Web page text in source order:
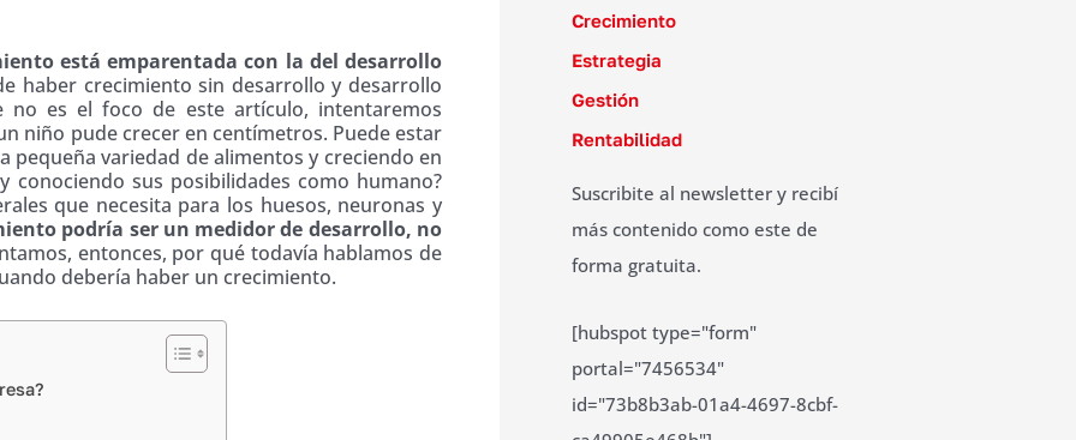
está emparentada con la del desarrollo
haber crecimiento sin desarrollo y desarrollo
no es el foco de este artículo, intentaremos
niño pude crecer en centímetros. Puede estar
pequeña variedad de alimentos y creciendo en
conociendo sus posibilidades como humano?
que necesita para los huesos, neuronas y
podría ser un medidor de desarrollo, no
entonces, por qué todavía hablamos de
debería haber un crecimiento.
Crecimiento
Estrategia
Gestión
Rentabilidad
Suscribite al newsletter y recibí
más contenido como este de
forma gratuita.
[hubspot type="form"
portal="7456534"
id="73b8b3ab-01a4-4697-8cbf-